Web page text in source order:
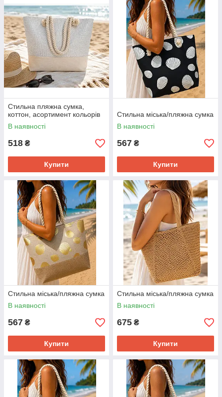
Стильна пляжна сумка,
коттон, асортимент кольорів
В наявності
518 ₴
Купити
Стильна міська/пляжна сумка
В наявності
567 ₴
Купити
Стильна міська/пляжна сумка
В наявності
567 ₴
Купити
Стильна міська/пляжна сумка
В наявності
675 ₴
Купити